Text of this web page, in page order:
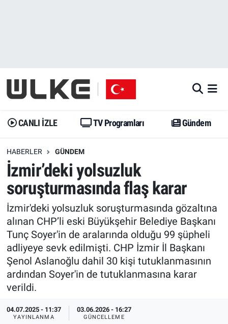
CANLI İZLE TV Programları Gündem
HABERLER GÜNDEM
İzmir’deki yolsuzluk
soruşturmasında flaş karar
İzmir'deki yolsuzluk soruşturmasında gözaltına
alınan CHP’li eski Büyükşehir Belediye Başkanı
Tunç Soyer'in de aralarında olduğu 99 şüpheli
adliyeye sevk edilmişti. CHP İzmir İl Başkanı
Şenol Aslanoğlu dahil 30 kişi tutuklanmasının
ardından Soyer'in de tutuklanmasına karar
verildi.
04.07.2025 - 11:37
YAYINLANMA
03.06.2026 - 16:27
GÜNCELLEME
Gündem
Dünya
Erişim Bilgileri
Ekonomi
Trend
Özel Haberler
Yazarlar
Gündem
Trend
Erişim Bilgileri
Spor
Ekonomi
Dünya
Medya
İstanbul Namaz Vakitleri
Trafik Durumu
Erişim Bilgileri
Tüm Manşetler
Son Dakika Haberleri
Haber Arşivi